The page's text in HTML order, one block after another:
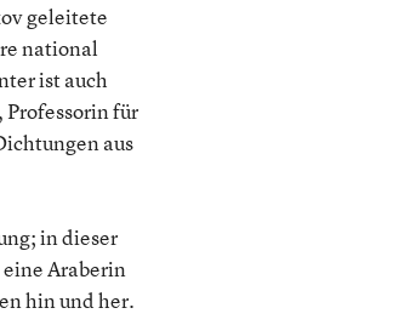
geleitete
national
ist auch
für
aus
in dieser
eine Araberin
hin und her.